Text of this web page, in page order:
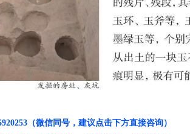
（微信同号，建议点击下方直接咨询）